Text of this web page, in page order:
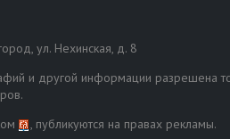
ул. Нехинская, д. 8
и другой информации разрешена
, публикуются на правах рекламы.